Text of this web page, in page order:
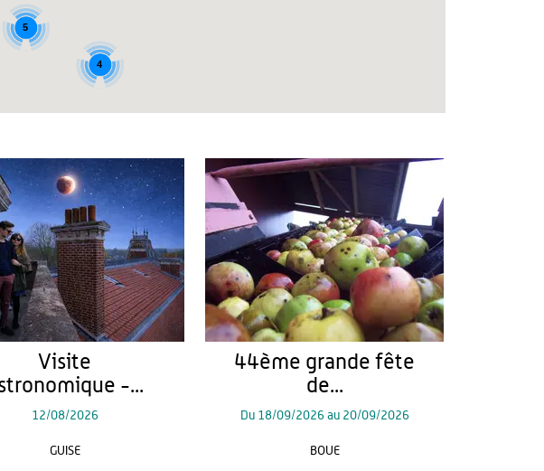
5
4
Visite
-...
12/08/2026
GUISE
44ème grande fête
de...
Du 18/09/2026 au 20/09/2026
BOUE